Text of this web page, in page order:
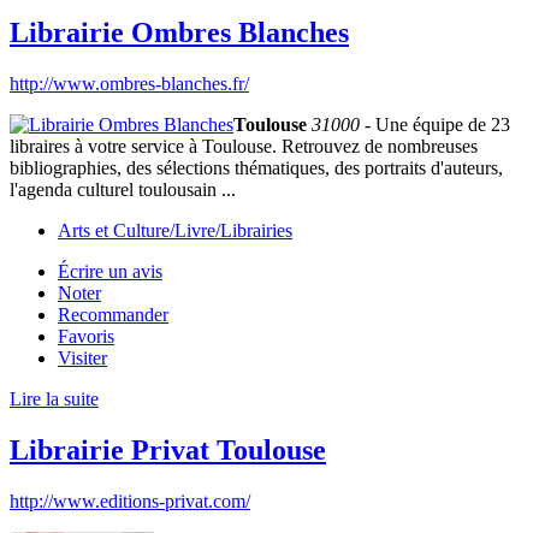
Librairie Ombres Blanches
http://www.ombres-blanches.fr/
Toulouse 31000 - Une équipe de 23
libraires à votre service à Toulouse. Retrouvez de nombreuses
bibliographies, des sélections thématiques, des portraits d'auteurs,
l'agenda culturel toulousain ...
Arts et Culture/Livre/Librairies
Écrire un avis
Noter
Recommander
Favoris
Visiter
Lire la suite
Librairie Privat Toulouse
http://www.editions-privat.com/